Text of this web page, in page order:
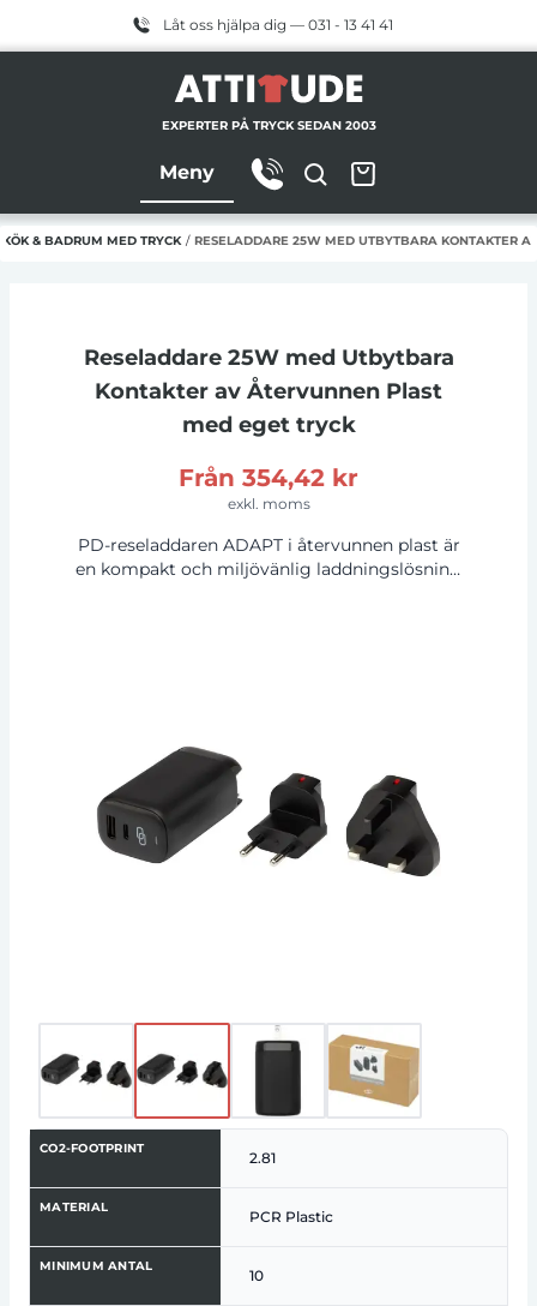
Låt oss hjälpa dig — 031 - 13 41 41
EXPERTER PÅ TRYCK SEDAN 2003
Meny
& BADRUM MED TRYCK / RESELADDARE 25W MED UTBYTBARA KONTAKTER
Reseladdare 25W med Utbytbara
Kontakter av Återvunnen Plast
med eget tryck
Från 354,42 kr
exkl. moms
PD-reseladdaren ADAPT i återvunnen plast är
en kompakt och miljövänlig laddningslösning
Storbritannien, så att du enkelt kan använda
den i olika regioner. Den inbyggda
transformatorn säkerställer smidig
strömkonvertering för internationella resor (AC
100–240 V, 50/60 Hz). Denna reseladdare
levereras med två portar (Type-C och USB A)
klistermärke.
CO2-FOOTPRINT
2.81
MATERIAL
PCR Plastic
MINIMUM ANTAL
10